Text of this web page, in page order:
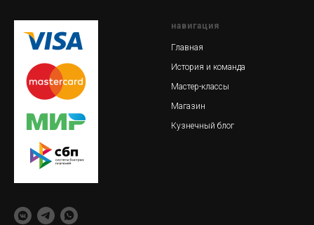
навигация
Главная
История и команда
Мастер-классы
Магазин
Кузнечный блог